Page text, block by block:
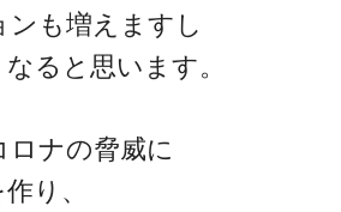
ンも増えますし
ると思います。
ナの脅威に
り、